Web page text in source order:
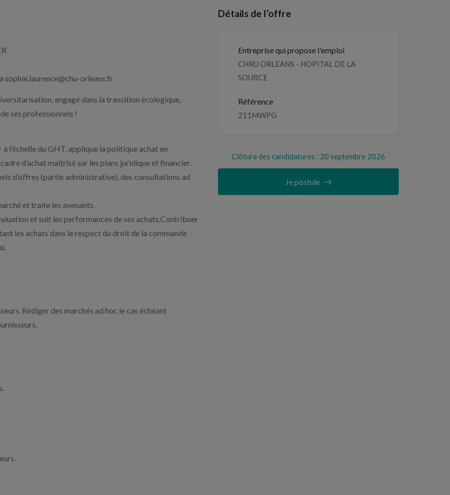
sophie.laurence@chu-orleans.fr
engagé dans la transition écologique,
ses professionnels !
l’échelle du GHT, applique la politique achat en
d’achat maitrisé sur les plans juridique et financier.
d’offres (partie administrative), des consultations ad
et traite les avenants.
et suit les performances de ses achats.Contribuer
les achats dans le respect du droit de la commande
Rédiger des marchés ad hoc le cas échéant
Détails de l’offre
Entreprise qui propose l'emploi
CHRU ORLEANS - HOPITAL DE LA
SOURCE
Référence
211MWPG
Clôture des candidatures : 20 septembre 2026
Je postule